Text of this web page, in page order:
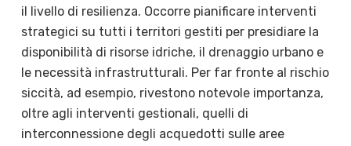
il livello di resilienza. Occorre pianificare interventi
strategici su tutti i territori gestiti per presidiare la
disponibilità di risorse idriche, il drenaggio urbano e
le necessità infrastrutturali. Per far fronte al rischio
siccità, ad esempio, rivestono notevole importanza,
oltre agli interventi gestionali, quelli di
interconnessione degli acquedotti sulle aree